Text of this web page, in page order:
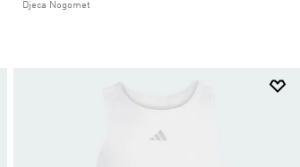
Djeca Nogomet